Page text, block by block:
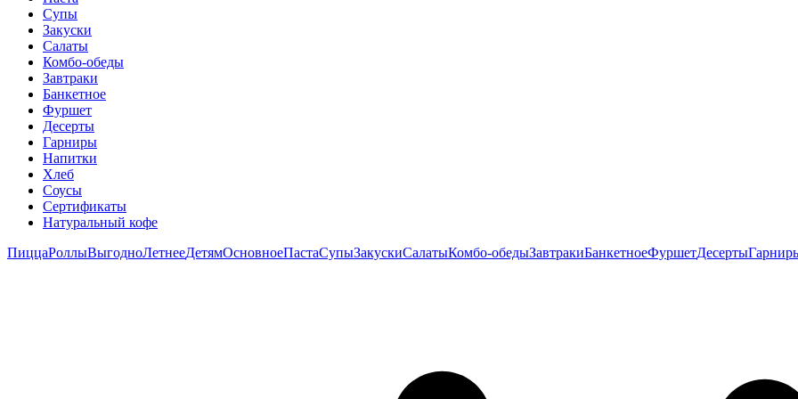
Супы
Закуски
Салаты
Комбо-обеды
Завтраки
Банкетное
Фуршет
Десерты
Гарниры
Напитки
Хлеб
Соусы
Сертификаты
Натуральный кофе
ПиццаРоллыВыгодноЛетнееДетямОсновноеПастаСупыЗакускиСалатыКомбо-обедыЗавтракиБанкетноеФуршетДесерты